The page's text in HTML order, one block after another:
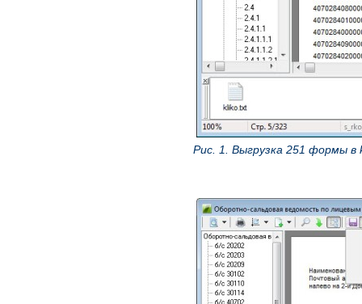
Рис. 1. Выгрузка 251 формы в